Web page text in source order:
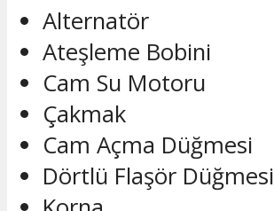
Alternatör
Ateşleme Bobini
Cam Su Motoru
Çakmak
Cam Açma Düğmesi
Dörtlü Flaşör Düğmesi